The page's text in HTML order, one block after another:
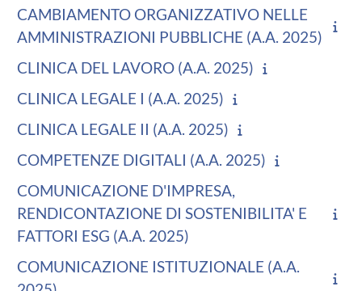
CAMBIAMENTO ORGANIZZATIVO NELLE
AMMINISTRAZIONI PUBBLICHE (A.A. 2025)
CLINICA DEL LAVORO (A.A. 2025)
CLINICA LEGALE I (A.A. 2025)
CLINICA LEGALE II (A.A. 2025)
COMPETENZE DIGITALI (A.A. 2025)
COMUNICAZIONE D'IMPRESA,
RENDICONTAZIONE DI SOSTENIBILITA' E
FATTORI ESG (A.A. 2025)
COMUNICAZIONE ISTITUZIONALE (A.A.